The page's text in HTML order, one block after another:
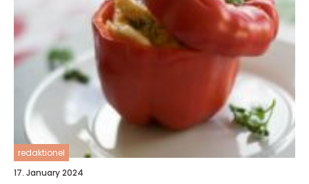
redaktionel
17. January 2024